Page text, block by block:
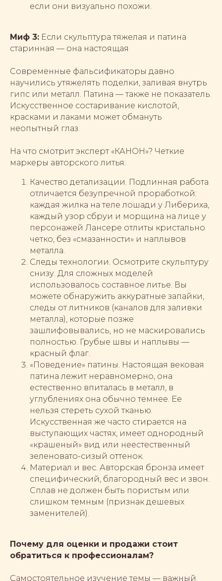
если они визуально похожи.
Миф 3: Если скульптура тяжелая и патина
старинная — она настоящая
Современные фальсификаторы давно
научились утяжелять поделки, заливая внутрь
гипс или металл. Патина — также не показатель.
Искусственное состаривание кислотой,
красками и лаками может обмануть
неопытный глаз.
На что смотрит эксперт «КАНОН»? Четкие
маркеры авторского литья:
Качество детализации. Подлинная работа
отличается безупречной проработкой:
каждая жилка на теле лошади у Либериха,
каждый узор сбруи и морщина на лице у
персонажей Лансере отлиты кристально
четко, без «смазанности» и наплывов
металла.
Следы технологии. Осмотрите скульптуру
снизу. Для сложных моделей
использовалось составное литье. Вы
можете обнаружить аккуратные запайки,
следы от литников (каналов для заливки
металла), которые позже
зашлифовывались, но не маскировались
полностью. Грубые швы и наплывы —
красный флаг.
«Поведение» патины. Настоящая вековая
патина лежит неравномерно, она
естественно впиталась в металл, в
углублениях она обычно темнее. Ее
нельзя стереть сухой тканью.
Искусственная же часто стирается на
выступающих частях, имеет однородный
«крашеный» вид или неестественный
зеленовато-сизый оттенок.
Материал и вес. Авторская бронза имеет
специфический, благородный вес и звон.
Сплав не должен быть пористым или
слишком темным (признак дешевых
заменителей).
Почему для оценки и продажи стоит
обратиться к профессионалам?
Самостоятельное изучение темы — важный